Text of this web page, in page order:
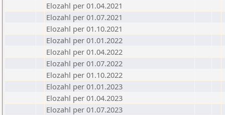
Elozahl per 01.04.2021
Elozahl per 01.07.2021
Elozahl per 01.10.2021
Elozahl per 01.01.2022
Elozahl per 01.04.2022
Elozahl per 01.07.2022
Elozahl per 01.10.2022
Elozahl per 01.01.2023
Elozahl per 01.04.2023
Elozahl per 01.07.2023